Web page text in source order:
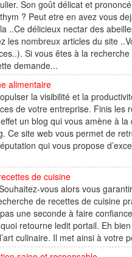
Son goût délicat et
? Peut etre en avez vous
..Ce délicieux nectar des
les nombreux articles du site
Si vous êtes à la
demande...
alimentaire
la visibilité et la
de votre entreprise. Finis les
un blog qui vous amène à
Ce site web vous permet de
qui vous propose
de cuisine
vous alors vous
de recettes de cuisine
une seconde à faire
retourne ledit portail. Eh
culinaire. Il met ainsi à votre